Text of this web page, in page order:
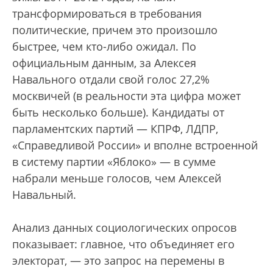
трансформироваться в требования
политические, причем это произошло
быстрее, чем кто-либо ожидал. По
официальным данным, за Алексея
Навального отдали свой голос 27,2%
москвичей (в реальности эта цифра может
быть несколько больше). Кандидаты от
парламентских партий — КПРФ, ЛДПР,
«Справедливой России» и вполне встроенной
в систему партии «Яблоко» — в сумме
набрали меньше голосов, чем Алексей
Навальный.
Анализ данных социологических опросов
показывает: главное, что объединяет его
электорат, — это запрос на перемены в